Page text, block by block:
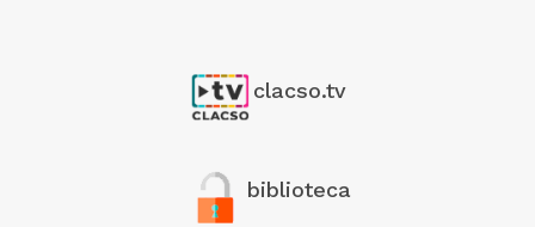
clacso.tv
biblioteca